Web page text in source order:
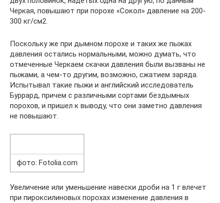
Черкая, повышают при порохе «Сокол» давление на 200-
300 кг/см2.
Поскольку же при дымном порохе и таких же пыжах
давления остались нормальными, можно думать, что
отмеченные Черкаем скачки давления были вызваны не
пыжами, а чем-то другим, возможно, сжатием заряда.
Испытывал такие пыжи и английский исследователь
Буррард, причем с различными сортами бездымных
порохов, и пришел к выводу, что они заметно давления
не повышают.
фото: Fotolia.com
Увеличение или уменьшение навески дроби на 1 г влечет
при пироксилиновых порохах изменение давления в